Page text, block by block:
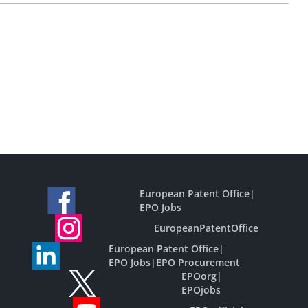
European Patent Office|
EPO Jobs
EuropeanPatentOffice
European Patent Office|
EPO Jobs| EPO Procurement
EPOorg|
EPOjobs